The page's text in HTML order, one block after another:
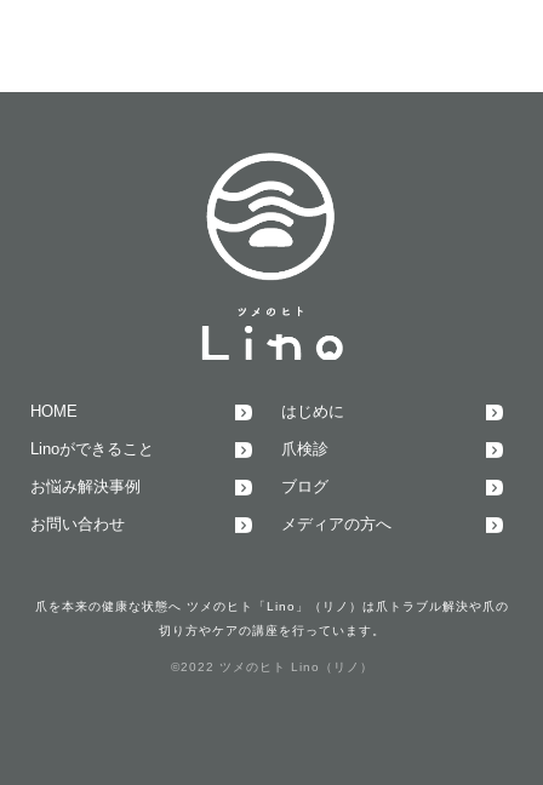
HOME はじめに
Linoができること 爪検診
お悩み解決事例 ブログ
お問い合わせ メディアの方へ
爪を本来の健康な状態へ ツメのヒト「Lino」（リノ）は爪トラブル解決や爪の
切り方やケアの講座を行っています。
©2022 ツメのヒト Lino（リノ）